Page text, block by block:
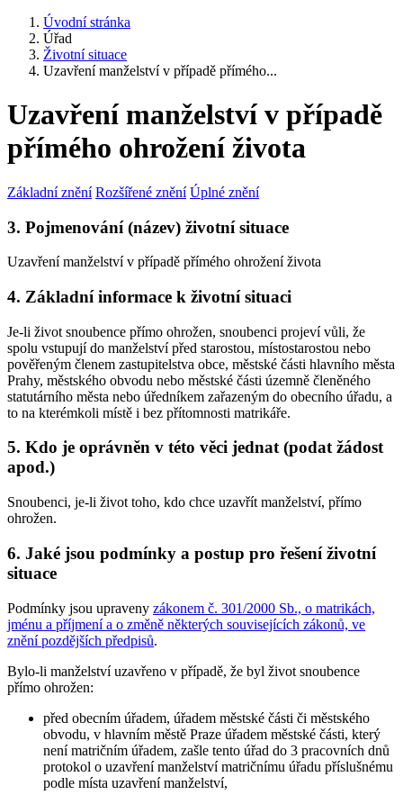
Úvodní stránka
Úřad
Životní situace
Uzavření manželství v případě přímého...
Uzavření manželství v případě
přímého ohrožení života
Základní znění Rozšířené znění Úplné znění
3. Pojmenování (název) životní situace
Uzavření manželství v případě přímého ohrožení života
4. Základní informace k životní situaci
Je-li život snoubence přímo ohrožen, snoubenci projeví vůli, že
spolu vstupují do manželství před starostou, místostarostou nebo
pověřeným členem zastupitelstva obce, městské části hlavního města
Prahy, městského obvodu nebo městské části územně členěného
statutárního města nebo úředníkem zařazeným do obecního úřadu, a
to na kterémkoli místě i bez přítomnosti matrikáře.
5. Kdo je oprávněn v této věci jednat (podat žádost
apod.)
Snoubenci, je-li život toho, kdo chce uzavřít manželství, přímo
ohrožen.
6. Jaké jsou podmínky a postup pro řešení životní
situace
Podmínky jsou upraveny zákonem č. 301/2000 Sb., o matrikách,
jménu a příjmení a o změně některých souvisejících zákonů, ve
znění pozdějších předpisů.
Bylo-li manželství uzavřeno v případě, že byl život snoubence
přímo ohrožen:
před obecním úřadem, úřadem městské části či městského
obvodu, v hlavním městě Praze úřadem městské části, který
není matričním úřadem, zašle tento úřad do 3 pracovních dnů
protokol o uzavření manželství matričnímu úřadu příslušnému
podle místa uzavření manželství,